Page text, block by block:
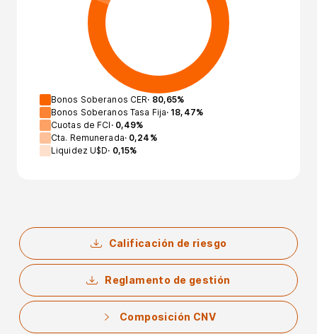
Bonos Soberanos CER· 80,65%
Bonos Soberanos Tasa Fija· 18,47%
Cuotas de FCI · 0,49%
Cta. Remunerada· 0,24 %
Liquidez U$D· 0,15%
Calificación de riesgo
Reglamento de gestión
Composición CNV